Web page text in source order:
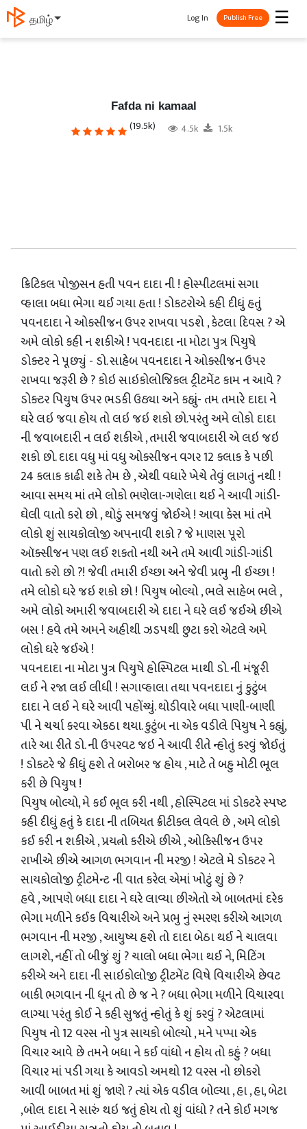
తెలుగు ☰
Log In Publish Free
Fafda ni kamaal
(19.5k) 4.5k 1.5k
ક્રિટિકલ પોજીસન હતી પવન દાદા ની ! હોસ્પીટલમાં સગા
વ્હાલા બધા ભેગા થઈ ગયા હતા ! ડોકટરોએ કહી દીધું હતું
પવનદાદા ને ઓકસીજન ઉપર રાખવા પડશે , કેટલા દિવસ ? એ
અમે લોકો કહી ન શકીએ ! પવનદાદા ના મોટા પુત્ર પિયુષે
ડોક્ટર ને પૂછ્યું - ડો. સાહેબ પવનદાદા ને ઓકસીજન ઉપર
રાખવા જરૂરી છે ? કોઇ સાઇકોલોજિકલ ટ્રીટમેંટ કામ ન આવે ?
ડોક્ટર પિયુષ ઉપર ભડકી ઉઠ્યા અને કહ્યું- તમ તમારે દાદા ને
ઘરે લઇ જવા હોય તો લઇ જઇ શકો છો.પરંતુ અમે લોકો દાદા
ની જવાબદારી ન લઈ શકીએ , તમારી જવાબદારી એ લઇ જઇ
શકો છો. દાદા વધુ માં વધુ ઓકસીજન વગર 12 કલાક કે પછી
24 કલાક કાઢી શકે તેમ છે , એથી વધારે ખેચે તેવું લાગતું નથી !
આવા સમય માં તમે લોકો ભણેલા-ગણેલા થઈ ને આવી ગાંડી-
ઘેલી વાતો કરો છો , થોડું સમજવું જોઈએ ! આવા કેસ માં તમે
લોકો શું સાયકોલોજી અપનાવી શકો ? જે માણસ પૂરો
ઑક્સીજન પણ લઈ શકતો નથી અને તમે આવી ગાંડી-ગાંડી
વાતો કરો છો ?! જેવી તમારી ઈચ્છા અને જેવી પ્રભુ ની ઈચ્છા !
તમે લોકો ઘરે જઇ શકો છો ! પિયુષ બોલ્યો , ભલે સાહેબ ભલે ,
અમે લોકો અમારી જવાબદારી એ દાદા ને ઘરે લઈ જઈએ છીએ
બસ ! હવે તમે અમને અહીથી ઝડપથી છુટા કરો એટલે અમે
લોકો ઘરે જઈએ !
પવનદાદા ના મોટા પુત્ર પિયુષે હોસ્પિટલ માથી ડો. ની મંજૂરી
લઈ ને રજા લઈ લીધી ! સગાવ્હાલા તથા પવનદાદા નું કુટુંબ
દાદા ને લઈ ને ઘરે આવી પહોંચ્યું. થોડીવારે બધા પાણી-બાણી
પી ને ચર્ચા કરવા એકઠા થયા. કુટુંબ ના એક વડીલે પિયુષ ને કહ્યું,
તારે આ રીતે ડો. ની ઉપરવટ જઇ ને આવી રીતે ન્હોતું કરવું જોઈતું
! ડોકટરે જે કીધું હશે તે બરોબર જ હોય , માટે તે બહુ મોટી ભૂલ
કરી છે પિયુષ !
પિયુષ બોલ્યો, મે કઈ ભૂલ કરી નથી , હોસ્પિટલ માં ડોકટરે સ્પષ્ટ
કહી દીધું હતું કે દાદા ની તબિયત ક્રીટીકલ લેવલે છે , અમે લોકો
કઈ કરી ન શકીએ , પ્રયત્નો કરીએ છીએ , ઓકિસીજન ઉપર
રાખીએ છીએ આગળ ભગવાન ની મરજી ! એટલે મે ડોકટર ને
સાયકોલોજી ટ્રીટમેન્ટ ની વાત કરેલ એમાં ખોટું શું છે ?
હવે , આપણે બધા દાદા ને ઘરે લાવ્યા છીએતો એ બાબતમાં દરેક
ભેગા મળીને કઈક વિચારીએ અને પ્રભુ નું સ્મરણ કરીએ આગળ
ભગવાન ની મરજી , આયુષ્ય હશે તો દાદા બેઠા થઈ ને ચાલવા
લાગશે, નહીં તો બીજું શું ? ચાલો બધા ભેગા થઈ ને, મિટિંગ
કરીએ અને દાદા ની સાઇકોલોજી ટ્રીટમેંટ વિષે વિચારીએ છેવટ
બાકી ભગવાન ની ધૂન તો છે જ ને ? બધા ભેગા મળીને વિચારવા
લાગ્યા પરંતુ કોઈ ને કહી સુજતું ન્હોતું કે શું કરવું ? એટલામાં
પિયુષ નો 12 વરસ નો પુત્ર સાયકો બોલ્યો , મને પપ્પા એક
વિચાર આવે છે તમને બધા ને કઈ વાંધો ન હોય તો કહું ? બધા
વિચાર માં પડી ગયા કે આવડો અમથો 12 વરસ નો છોકરો
આવી બાબત માં શું જાણે ? ત્યાં એક વડીલ બોલ્યા , હા , હા, બેટા
,બોલ દાદા ને સારું થઇ જતું હોય તો શું વાંધો ? તને કોઈ મગજ